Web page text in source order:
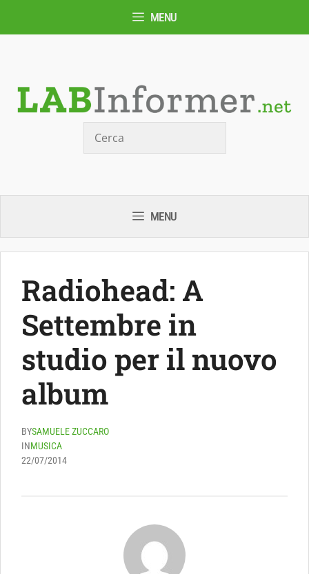
MENU
MENU
Radiohead: A
Settembre in
studio per il nuovo
album
BYSAMUELE ZUCCARO
INMUSICA
22/07/2014